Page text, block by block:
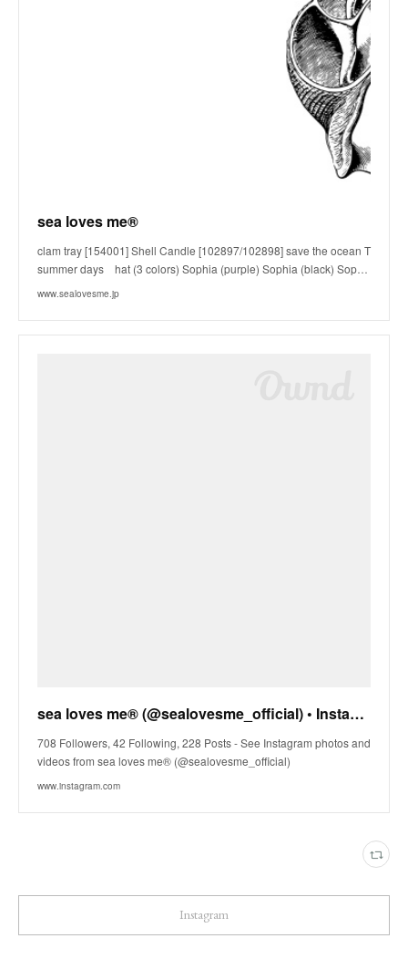
sea loves me®
clam tray [154001] Shell Candle [102897/102898] save the ocean T
summer days hat (3 colors) Sophia (purple) Sophia (black) Sop…
www.sealovesme.jp
sea loves me®︎ (@sealovesme_official) • Instagram photos and videos
708 Followers, 42 Following, 228 Posts - See Instagram photos and
videos from sea loves me®︎ (@sealovesme_official)
www.instagram.com
Instagram